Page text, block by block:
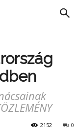
0
2152